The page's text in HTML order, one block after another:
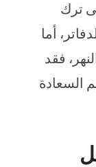
ترك
أما
فقد
السعادة